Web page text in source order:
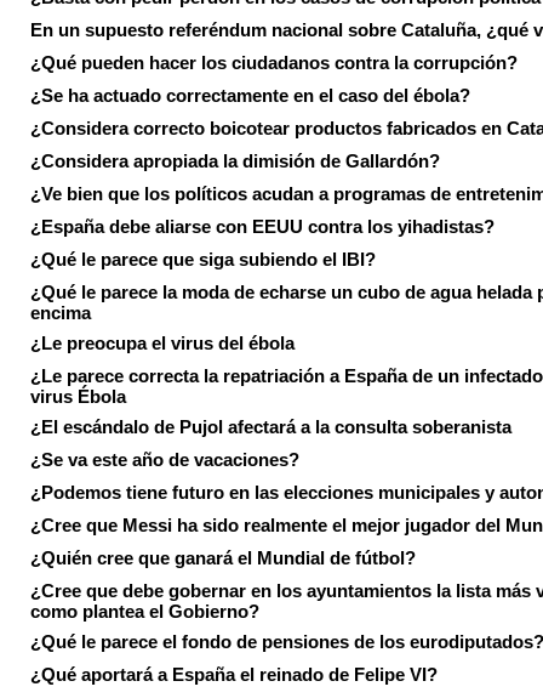
En un supuesto referéndum nacional sobre Cataluña, ¿qué
¿Qué pueden hacer los ciudadanos contra la corrupción?
¿Se ha actuado correctamente en el caso del ébola?
¿Considera correcto boicotear productos fabricados en
¿Considera apropiada la dimisión de Gallardón?
¿Ve bien que los políticos acudan a programas de
¿España debe aliarse con EEUU contra los yihadistas?
¿Qué le parece que siga subiendo el IBI?
¿Qué le parece la moda de echarse un cubo de agua helada
encima
¿Le preocupa el virus del ébola
¿Le parece correcta la repatriación a España de un
virus Ébola
¿El escándalo de Pujol afectará a la consulta soberanista
¿Se va este año de vacaciones?
¿Podemos tiene futuro en las elecciones municipales y
¿Cree que Messi ha sido realmente el mejor jugador del
¿Quién cree que ganará el Mundial de fútbol?
¿Cree que debe gobernar en los ayuntamientos la lista más
como plantea el Gobierno?
¿Qué le parece el fondo de pensiones de los eurodiputados?
¿Qué aportará a España el reinado de Felipe VI?